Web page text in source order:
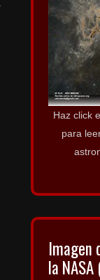
Haz click
para
Imagen
la NASA